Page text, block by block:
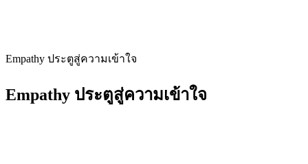
Empathy ประตูสู่ความเข้าใจ
Empathy ประตูสู่ความเข้าใจ